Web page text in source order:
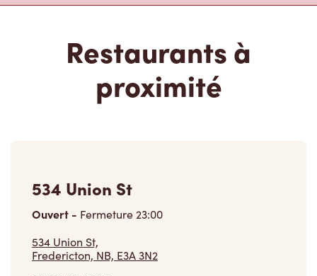
proximité
Ouvert-Fermeture
534 Union St,
Fredericton, NB, E3A 3N2
(506) 462-9958